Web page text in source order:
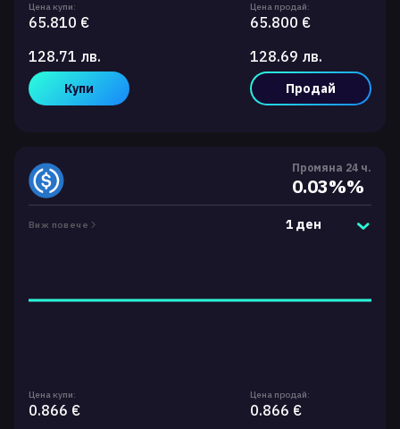
Цена купи:
65.810 €
128.71 лв.
Купи
Цена продай:
65.800 €
128.69 лв.
Продай
Промяна 24 ч.
0.03%%
Виж повече 1 ден
Цена купи:
0.866 €
Цена продай:
0.866 €